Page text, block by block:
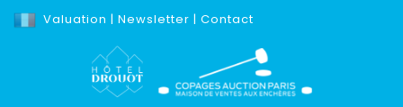
Valuation | Newsletter | Contact